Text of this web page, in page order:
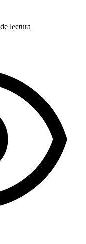
lectura